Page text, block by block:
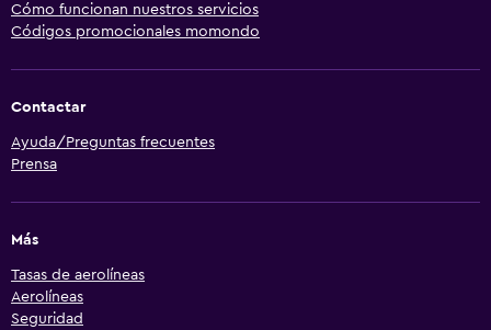
Cómo funcionan nuestros servicios
Códigos promocionales momondo
Contactar
Ayuda/Preguntas frecuentes
Prensa
Más
Tasas de aerolíneas
Aerolíneas
Seguridad